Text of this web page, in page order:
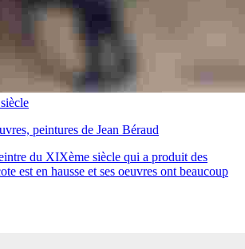
peintures de Jean Béraud
du XIXème siècle qui a produit des
est en hausse et ses oeuvres ont beaucoup